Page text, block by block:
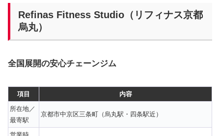
Refinas Fitness Studio（リフィナス京都
烏丸）
全国展開の安心チェーンジム
項目
内容
所在地／
最寄駅
京都市中京区三条町（烏丸駅・四条駅近）